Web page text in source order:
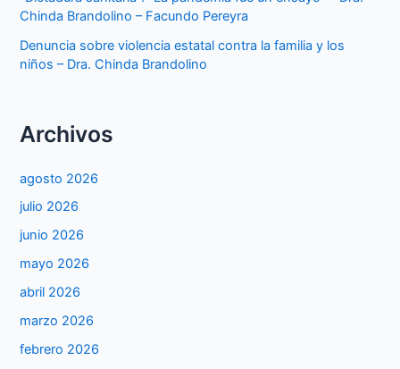
Chinda Brandolino – Facundo Pereyra
Denuncia sobre violencia estatal contra la familia y los
niños – Dra. Chinda Brandolino
Archivos
agosto 2026
julio 2026
junio 2026
mayo 2026
abril 2026
marzo 2026
febrero 2026